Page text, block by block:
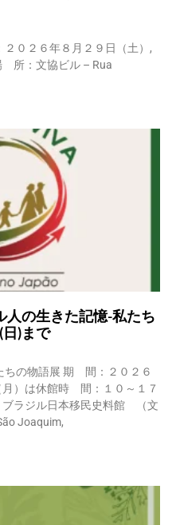
０２６年８月２９日（土）,
所：文協ビル – Rua
人の生きた記憶-私たち
)まで
ちの物語展 期 間：２０２６
）は休館時 間：１０～１７
ラジル日本移民史料館 （文
Joaquim,